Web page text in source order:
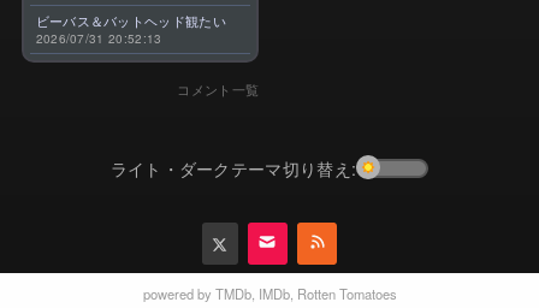
ビーバス＆バットヘッド観たい
2026/07/31 20:52:13
コメント一覧
ライト・ダークテーマ切り替え:
powered by TMDb, IMDb, Rotten Tomatoes